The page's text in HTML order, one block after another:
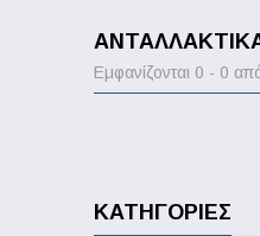
Καινούρια
Αυτοκινητα
Εμφανίζονται 0 - 0
ΚΑΤΗΓΟΡΊΕΣ